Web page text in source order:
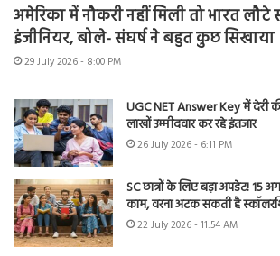
अमेरिका में नौकरी नहीं मिली तो भारत लौटे
इंजीनियर, बोले- संघर्ष ने बहुत कुछ सिखाया
29 July 2026 - 8:00 PM
UGC NET Answer Key में देरी
लाखों उम्मीदवार कर रहे इंतजार
26 July 2026 - 6:11 PM
SC छात्रों के लिए बड़ा अपडेट!
काम, वरना अटक सकती है
22 July 2026 - 11:54 AM